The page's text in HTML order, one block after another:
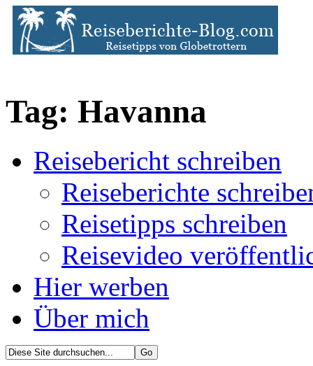
Tag: Havanna
Reisebericht schreiben
Reiseberichte
Reisetipps schreiben
Reisevideo
Hier werben
Über mich